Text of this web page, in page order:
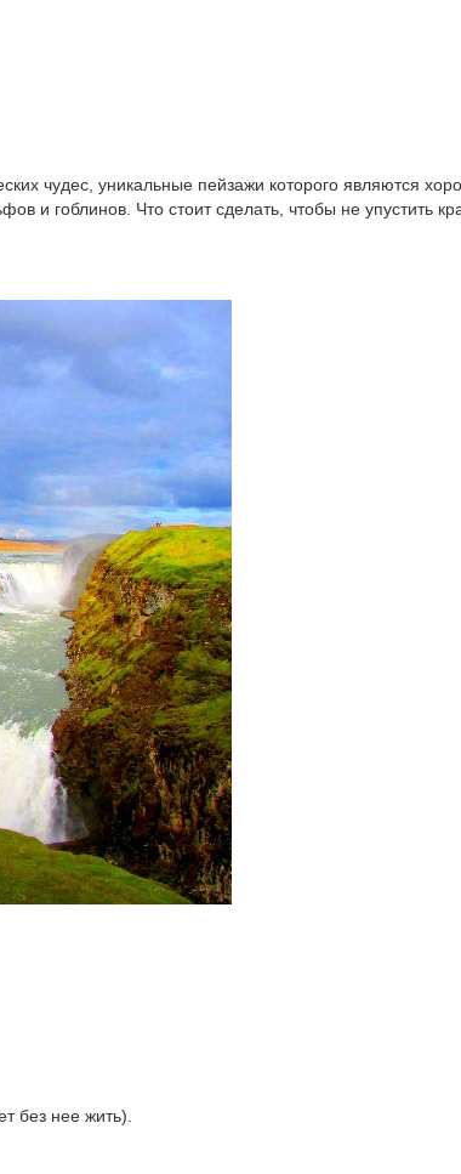
чудес, уникальные пейзажи которого являются
и гоблинов. Что стоит сделать, чтобы не упустить
без нее жить).